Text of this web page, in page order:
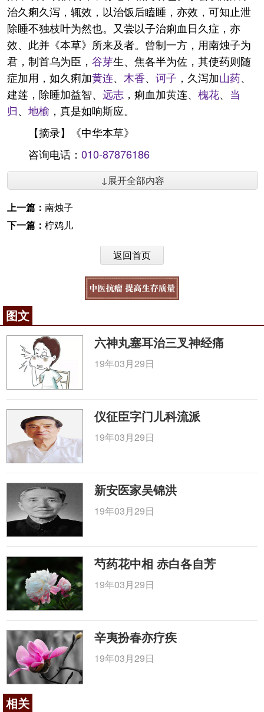
治久痢久泻，辄效，以治饭后瞌睡，亦效，可知止泄
除睡不独枝叶为然也。又尝以子治痢血日久症，亦
效、此并《本草》所来及者。曾制一方，用南烛子为
君，制首乌为臣， 谷芽生、焦各半为佐，其使药则随
症加用，如久痢加黄连、 木香、 诃子 ，久泻加山药、
建莲，除睡加益智、 远志 ，痢血加黄连、 槐花、 当
归、 地榆 ，真是如响斯应。
【摘录】《中华本草》
咨询电话： 010-87876186
↓展开全部内容
上一篇： 南烛子
下一篇： 柠鸡儿
返回首页
图文
六神丸塞耳治三叉神经痛
19年03月29日
仪征臣字门儿科流派
19年03月29日
新安医家吴锦洪
19年03月29日
芍药花中相 赤白各自芳
19年03月29日
辛夷扮春亦疗疾
19年03月29日
相关